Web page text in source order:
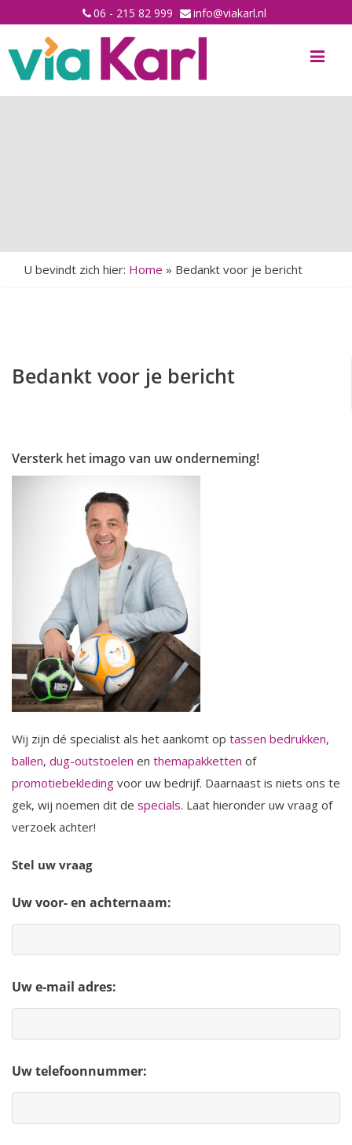
06 - 215 82 999 info@viakarl.nl
U bevindt zich hier: Home » Bedankt voor je bericht
Bedankt voor je bericht
Versterk het imago van uw onderneming!
Wij zijn dé specialist als het aankomt op tassen bedrukken,
ballen, dug-outstoelen en themapakketten of
promotiebekleding voor uw bedrijf. Daarnaast is niets ons te
gek, wij noemen dit de specials. Laat hieronder uw vraag of
verzoek achter!
Stel uw vraag
Uw voor- en achternaam:
Uw e-mail adres:
Uw telefoonnummer: